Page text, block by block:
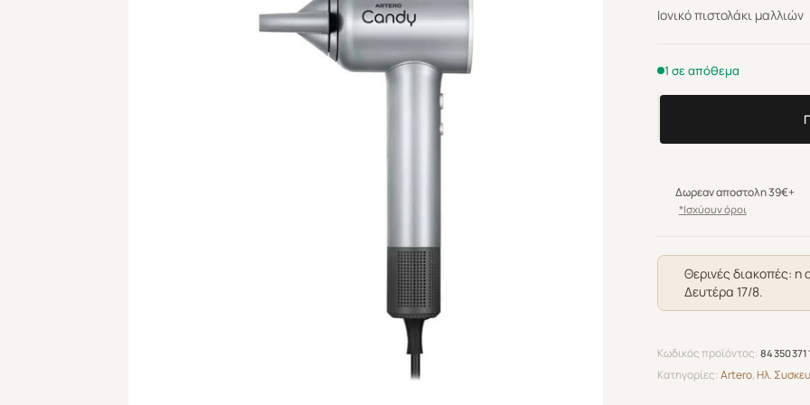
Ιονικό πιστολάκι μαλλιών
1 σε απόθεμα
Candy
Dryer
ποσότητα
Δωρεαν αποστολη 39€+
*Ισχύουν όροι
Θερινές διακοπές: η
Δευτέρα 17/8.
Κωδικός προϊόντος:
Κατηγορίες:Artero,Ηλ.